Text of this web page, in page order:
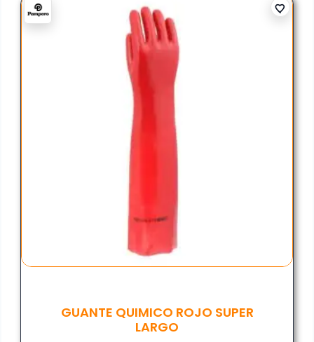
GUANTE QUIMICO ROJO SUPER
LARGO